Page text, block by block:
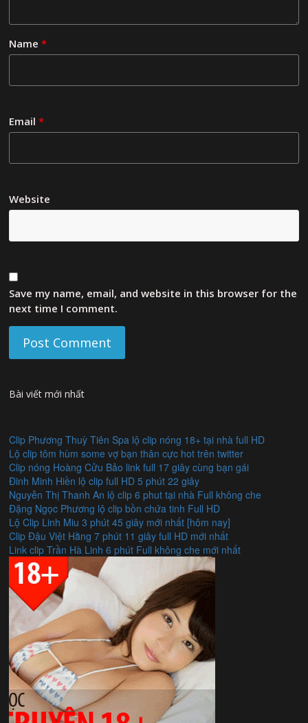
Name*
Email*
Website
Save my name, email, and website in this browser for the
next time I comment.
Bài viết mới nhất
Clip Phương Thuỳ Tiên Spa lộ clip nóng 18+ tại nhà full HD
Lộ clip tôm hùm some vợ bạn thân cực hot trên twitter
Clip nóng Hoàng Cửu Bảo link full 17 giây cùng bạn gái
Đinh Minh Hiền lộ clip full HD 5 phút 22 giây
Nguyễn Thị Thanh An lộ clip 6 phut tại nhà Full không che
Đặng Ngọc Phương lộ clip bồn chứa tinh Full HD
Lộ Clip Linh Miu 3 phút 45 giây mới nhất [hôm nay]
Clip Đậu Việt Hằng 7 phút 11 giây full HD mới nhất
Link clip Trần Hà Linh 6 phút Full không che mới nhất